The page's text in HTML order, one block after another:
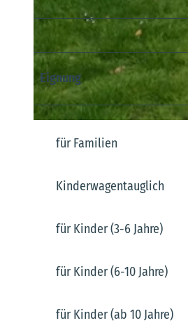
Eignung
für Familien
Kinderwagentauglich
für Kinder (3-6 Jahre)
für Kinder (6-10 Jahre)
für Kinder (ab 10 Jahre)